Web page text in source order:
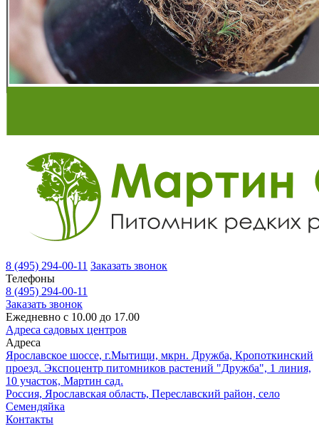
8 (495) 294-00-11 Заказать звонок
Телефоны
8 (495) 294-00-11
Заказать звонок
Ежедневно с 10.00 до 17.00
Адреса садовых центров
Адреса
Ярославское шоссе, г.Мытищи, мкрн. Дружба, Кропоткинский
проезд. Экспоцентр питомников растений "Дружба", 1 линия,
10 участок, Мартин сад.
Россия, Ярославская область, Переславский район, село
Семендяйка
Контакты